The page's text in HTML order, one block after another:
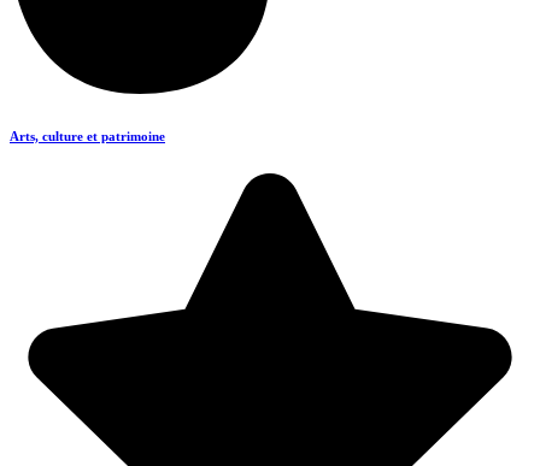
Arts, culture et patrimoine